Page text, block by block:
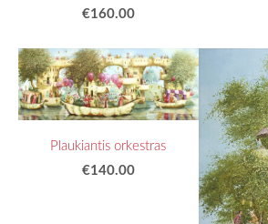
€160.00
Plaukiantis orkestras
€140.00